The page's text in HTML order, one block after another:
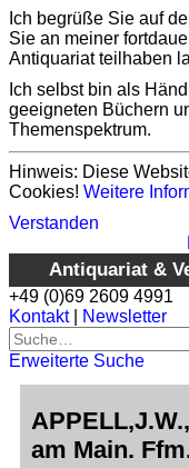
Ich begrüße Sie auf
Sie an meiner
Antiquariat teilhaben
Ich selbst bin als
geeigneten Büchern
Themenspektrum.
Hinweis: Diese
Cookies! Weitere
Verstanden
Antiquariat &
+49 (0)69 2609 4991
Kontakt| Newsletter
Erweiterte Suche
Home
Erweiterte
am Main.